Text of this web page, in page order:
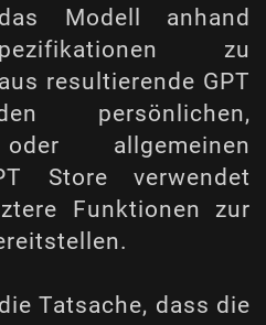
Modell anhand
zu
resultierende GPT
persönlichen,
allgemeinen
Store verwendet
Funktionen zur
Tatsache, dass die